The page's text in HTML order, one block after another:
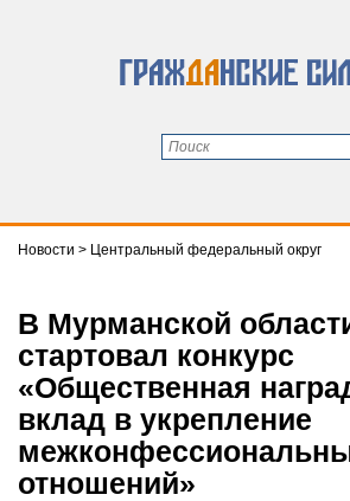
Новости > Центральный федеральный округ
В Мурманской
стартовал конкурс
«Общественная
вклад в укрепление
отношений»